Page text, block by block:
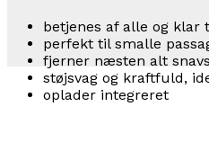
betjenes af alle og klar
perfekt til smalle
fjerner næsten alt snavs
støjsvag og kraftfuld,
oplader integreret